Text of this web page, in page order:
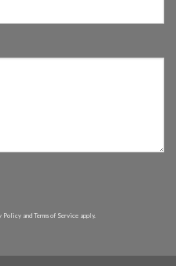
Policy and Terms of Service apply.